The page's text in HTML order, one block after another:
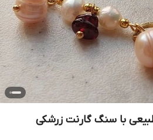
با سنگ گارنت زرشکی